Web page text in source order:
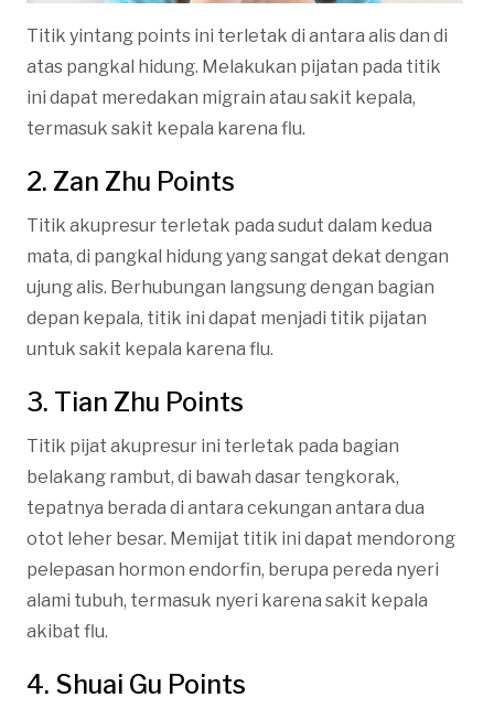
Titik yintang points ini terletak di antara alis dan di
atas pangkal hidung. Melakukan pijatan pada titik
ini dapat meredakan migrain atau sakit kepala,
termasuk sakit kepala karena flu.
2. Zan Zhu Points
Titik akupresur terletak pada sudut dalam kedua
mata, di pangkal hidung yang sangat dekat dengan
ujung alis. Berhubungan langsung dengan bagian
depan kepala, titik ini dapat menjadi titik pijatan
untuk sakit kepala karena flu.
3. Tian Zhu Points
Titik pijat akupresur ini terletak pada bagian
belakang rambut, di bawah dasar tengkorak,
tepatnya berada di antara cekungan antara dua
otot leher besar. Memijat titik ini dapat mendorong
pelepasan hormon endorfin, berupa pereda nyeri
alami tubuh, termasuk nyeri karena sakit kepala
akibat flu.
4. Shuai Gu Points